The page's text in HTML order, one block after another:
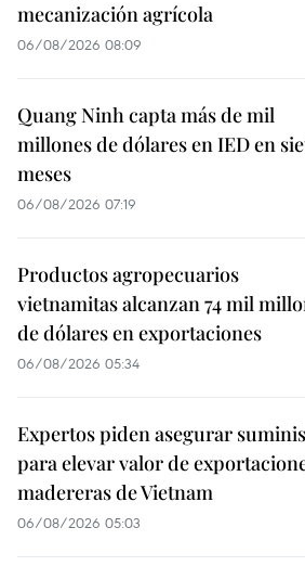
mecanización agrícola
06/08/2026 08:09
Quang Ninh capta más de mil
millones de dólares en IED en
meses
06/08/2026 07:19
Productos agropecuarios
vietnamitas alcanzan 74 mil
de dólares en exportaciones
06/08/2026 05:34
Expertos piden asegurar
para elevar valor de
madereras de Vietnam
06/08/2026 05:03